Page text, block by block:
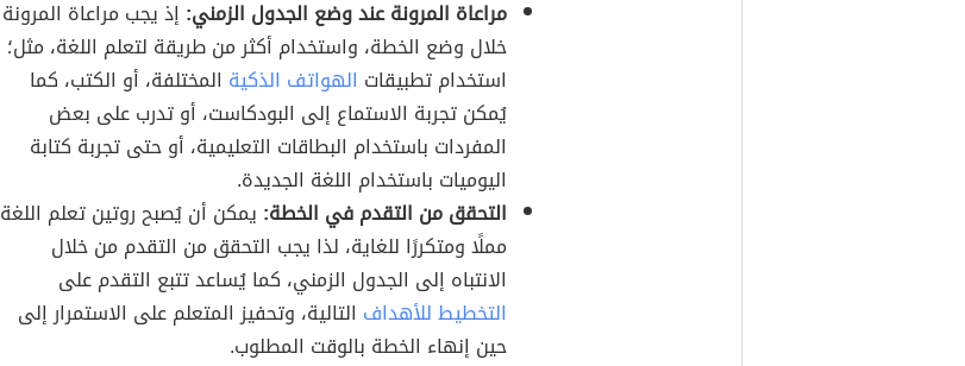
مراعاة المرونة عند وضع الجدول الزمني: إذ يجب مراعاة المرونة
خلال وضع الخطة، واستخدام أكثر من طريقة لتعلم اللغة، مثل؛
استخدام تطبيقات الهواتف الذكية المختلفة، أو الكتب، كما
يُمكن تجربة الاستماع إلى البودكاست، أو تدرب على بعض
المفردات باستخدام البطاقات التعليمية، أو حتى تجربة كتابة
اليوميات باستخدام اللغة الجديدة.
التحقق من التقدم في الخطة: يمكن أن يُصبح روتين تعلم اللغة
مملًا ومتكررًا للغاية، لذا يجب التحقق من التقدم من خلال
الانتباه إلى الجدول الزمني، كما يُساعد تتبع التقدم على
التخطيط للأهداف التالية، وتحفيز المتعلم على الاستمرار إلى
حين إنهاء الخطة بالوقت المطلوب.